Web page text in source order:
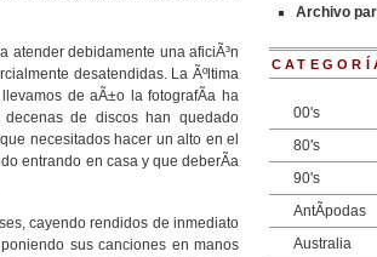
atender debidamente una aficiÃ³n
desatendidas. La Ãºltima
de aÃ±o la fotografÃ­a ha
de discos han quedado
necesitados hacer un alto en el
entrando en casa y que deberÃ­a
cayendo rendidos de inmediato
sus canciones en manos
Archivo
00's
80's
90's
AntÃ­podas
Australia